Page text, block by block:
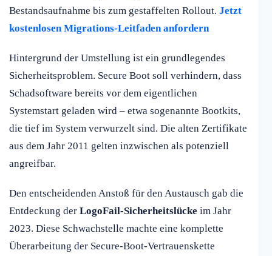
Bestandsaufnahme bis zum gestaffelten Rollout. Jetzt
kostenlosen Migrations-Leitfaden anfordern
Hintergrund der Umstellung ist ein grundlegendes
Sicherheitsproblem. Secure Boot soll verhindern, dass
Schadsoftware bereits vor dem eigentlichen
Systemstart geladen wird – etwa sogenannte Bootkits,
die tief im System verwurzelt sind. Die alten Zertifikate
aus dem Jahr 2011 gelten inzwischen als potenziell
angreifbar.
Den entscheidenden Anstoß für den Austausch gab die
Entdeckung der LogoFail-Sicherheitslücke im Jahr
2023. Diese Schwachstelle machte eine komplette
Überarbeitung der Secure-Boot-Vertrauenskette